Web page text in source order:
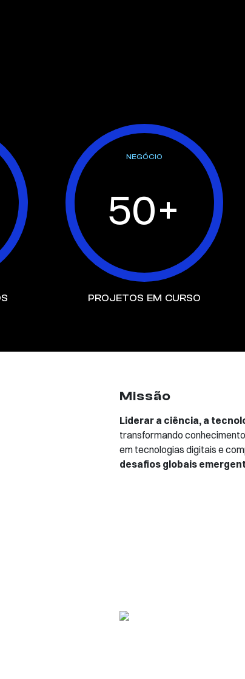
NEGÓCIO
50+
PROJETOS EM CURSO
Missão
Liderar a ciência, a
transformando
em tecnologias digitais e
desafios globais